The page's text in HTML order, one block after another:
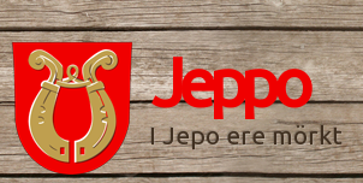
Hoppa till
huvudinnehåll
Skip to
navigation
Jeppo
I Jepo ere mörkt
SÖKFORMULÄR